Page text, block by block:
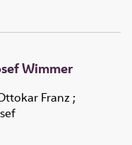
Wimmer
Franz ;